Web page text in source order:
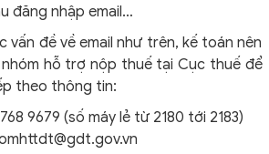
đăng nhập email…
vấn đề về email như trên, kế toán nên
hỗ trợ nộp thuế tại Cục thuế để
theo thông tin:
9679 (số máy lẻ từ 2180 tới 2183)